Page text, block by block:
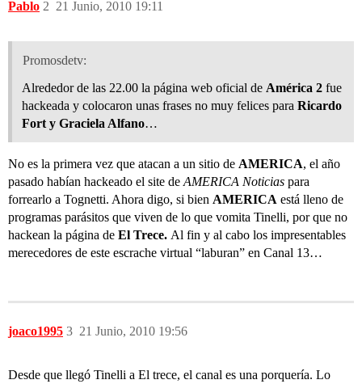
Pablo 21 Junio, 2010 19:11
2
Promosdetv:
Alrededor de las 22.00 la página web oficial de América 2 fue
hackeada y colocaron unas frases no muy felices para Ricardo
Fort y Graciela Alfano…
No es la primera vez que atacan a un sitio de AMERICA, el año
pasado habían hackeado el site de AMERICA Noticias para
forrearlo a Tognetti. Ahora digo, si bien AMERICA está lleno de
programas parásitos que viven de lo que vomita Tinelli, por que no
hackean la página de El Trece. Al fin y al cabo los impresentables
merecedores de este escrache virtual “laburan” en Canal 13…
joaco1995 21 Junio, 2010 19:56
3
Desde que llegó Tinelli a El trece, el canal es una porquería. Lo